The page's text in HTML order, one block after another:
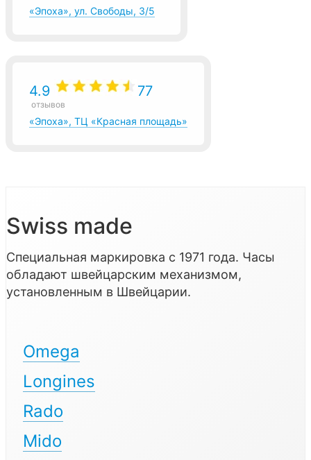
«Эпоха», ул. Свободы, 3/5
4.9 77
отзывов
«Эпоха», ТЦ «Красная площадь»
Swiss made
Специальная маркировка с 1971 года. Часы
обладают швейцарским механизмом,
установленным в Швейцарии.
Omega
Longines
Rado
Mido